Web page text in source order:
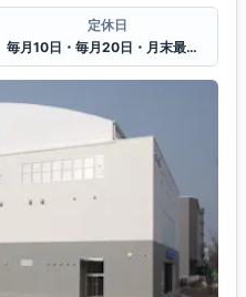
定休日
毎月10日・毎月20日・月末最終日